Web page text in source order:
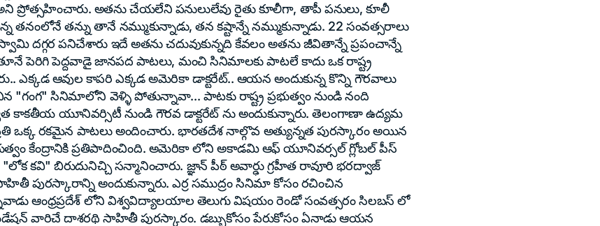
ప్రోత్సహించారు. అతను చేయలేని పనులులేవు రైతు కూలీగా, తాపీ పనులు, కూలీ
తనంలోనే తన్ను తానే నమ్ముకున్నాడు, తన కష్టాన్నే నమ్ముకున్నాడు. 22 సంవత్సరాలు
దగ్గర పనిచేశారు ఇదే అతను చదువుకున్నది కేవలం అతను జీవితాన్నే ప్రపంచాన్నే
పెరిగి పెద్దవాడై జానపద పాటలు, మంచి సినిమాలకు పాటలే కాదు ఒక రాష్ట్ర
ఎక్కడ ఆవుల కాపరి ఎక్కడ అమెరికా డాక్టరేట్.. ఆయన అందుకున్న కొన్ని గౌరవాలు
"గంగ" సినిమాలోని వెళ్ళి పోతున్నావా... పాటకు రాష్ట్ర ప్రభుత్వం నుండి నంది
కాకతీయ యూనివర్సిటీ నుండి గౌరవ డాక్టరేట్ ను అందుకున్నారు. తెలంగాణా ఉద్యమ
ఒక్క రకమైన పాటలు అందించారు. భారతదేశ నాల్గొవ అత్యున్నత పురస్కారం అయిన
కేంద్రానికి ప్రతిపాదించింది. అమెరికా లోని అకాడమి ఆఫ్ యూనివర్సల్ గ్లోబల్ పీస్
కవి" బిరుదునిచ్చి సన్మానించారు. జ్ఞాన్ పీఠ్ అవార్ఢు గ్రహీత రావూరి భరద్వాజ్
పురస్కారాన్ని అందుకున్నారు. ఎర్ర సముద్రం సినిమా కోసం రచించిన
ఆంధ్రప్రదేశ్ లోని విశ్వవిద్యాలయాల తెలుగు విషయం రెండో సంవత్సరం సిలబస్ లో
వారిచే దాశరథి సాహితీ పురస్కారం. డబ్బుకోసం పేరుకోసం ఏనాడు ఆయన